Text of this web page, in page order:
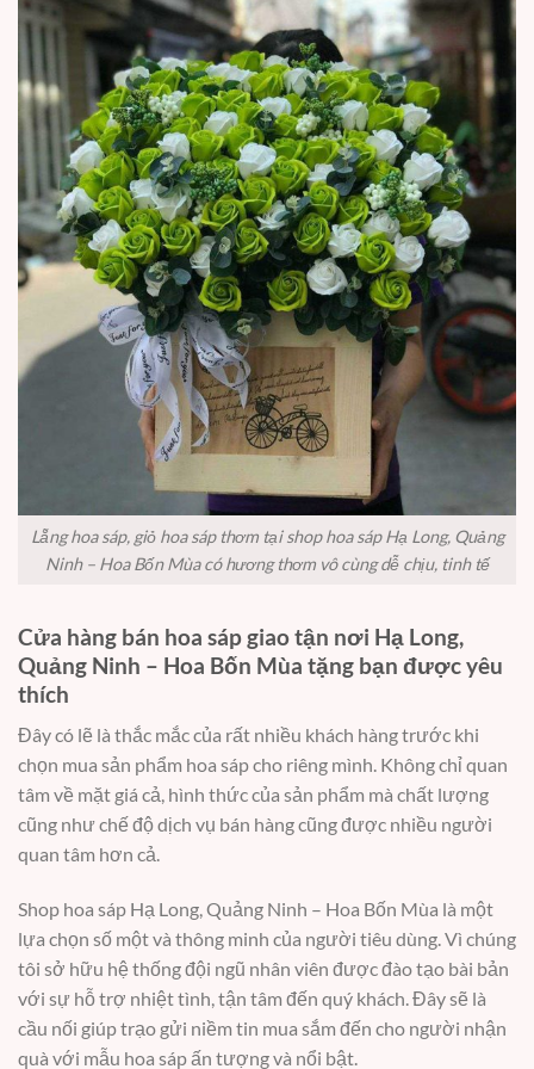
Lẵng hoa sáp, giỏ hoa sáp thơm tại shop hoa sáp Hạ Long, Quảng
Ninh – Hoa Bốn Mùa có hương thơm vô cùng dễ chịu, tinh tế
Cửa hàng bán hoa sáp giao tận nơi Hạ Long,
Quảng Ninh – Hoa Bốn Mùa tặng bạn được yêu
thích
Đây có lẽ là thắc mắc của rất nhiều khách hàng trước khi
chọn mua sản phẩm hoa sáp cho riêng mình. Không chỉ quan
tâm về mặt giá cả, hình thức của sản phẩm mà chất lượng
cũng như chế độ dịch vụ bán hàng cũng được nhiều người
quan tâm hơn cả.
Shop hoa sáp Hạ Long, Quảng Ninh – Hoa Bốn Mùa là một
lựa chọn số một và thông minh của người tiêu dùng. Vì chúng
tôi sở hữu hệ thống đội ngũ nhân viên được đào tạo bài bản
với sự hỗ trợ nhiệt tình, tận tâm đến quý khách. Đây sẽ là
cầu nối giúp trạo gửi niềm tin mua sắm đến cho người nhận
quà với mẫu hoa sáp ấn tượng và nổi bật.